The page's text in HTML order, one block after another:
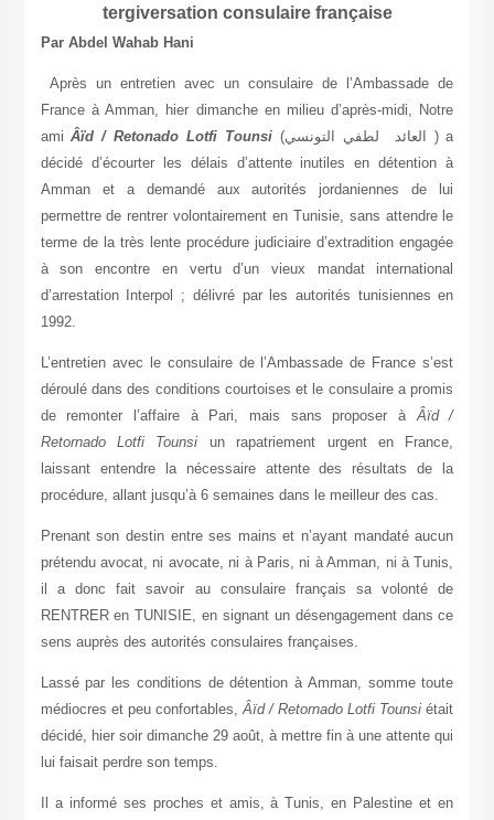
tergiversation consulaire française
Par Abdel Wahab Hani
Après un entretien avec un consulaire de l’Ambassade de
France à Amman, hier dimanche en milieu d’après-midi, Notre
amiÂïd / Retonado Lotfi Tounsi (لطفي التونسي العائد
) a
décidé d’écourter les délais d’attente inutiles en détention à
Amman et a demandé aux autorités jordaniennes de lui
permettre de rentrer volontairement en Tunisie, sans attendre le
terme de la très lente procédure judiciaire d’extradition engagée
à son encontre en vertu d’un vieux mandat international
d’arrestation Interpol ; délivré par les autorités tunisiennes en
1992.
L’entretien avec le consulaire de l’Ambassade de France s’est
déroulé dans des conditions courtoises et le consulaire a promis
de remonter l’affaire à Pari, mais sans proposer àÂïd /
Retornado Lotfi Tounsi un rapatriement urgent en France,
laissant entendre la nécessaire attente des résultats de la
procédure, allant jusqu’à 6 semaines dans le meilleur des cas.
Prenant son destin entre ses mains et n’ayant mandaté aucun
prétendu avocat, ni avocate, ni à Paris, ni à Amman, ni à Tunis,
il a donc fait savoir au consulaire français sa volonté de
RENTRER en TUNISIE, en signant un désengagement dans ce
sens auprès des autorités consulaires françaises.
Lassé par les conditions de détention à Amman, somme toute
médiocres et peu confortables,Âïd / Retornado Lotfi Tounsi était
décidé, hier soir dimanche 29 août, à mettre fin à une attente qui
lui faisait perdre son temps.
Il a informé ses proches et amis, à Tunis, en Palestine et en